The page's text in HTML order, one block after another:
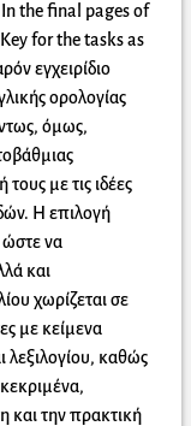
the final pages of
for the tasks as
εγχειρίδιο
ορολογίας
όμως,
με τις ιδέες
Η επιλογή
ώστε να
και
χωρίζεται σε
με κείμενα
καθώς
και την πρακτική